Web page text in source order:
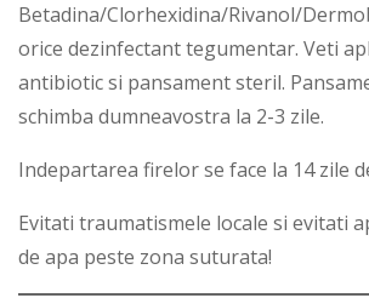
Betadina/Clorhexidina/Rivanol/
orice dezinfectant tegumentar. Veti
antibiotic si pansament steril.
schimba dumneavostra la 2-3 zile.
Indepartarea firelor se face la 14 zile
Evitati traumatismele locale si evitati
de apa peste zona suturata!